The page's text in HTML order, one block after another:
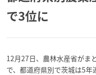
で3位に
12月27日、農林水産省がま
で、都道府県別で茨城は5年